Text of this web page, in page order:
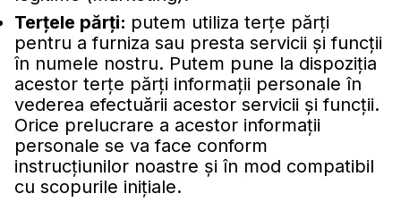
Terţele părţi: putem utiliza terţe părţi
pentru a furniza sau presta servicii şi funcţii
în numele nostru. Putem pune la dispoziţia
acestor terţe părţi informaţii personale în
vederea efectuării acestor servicii şi funcţii.
Orice prelucrare a acestor informaţii
personale se va face conform
instrucţiunilor noastre şi în mod compatibil
cu scopurile iniţiale.